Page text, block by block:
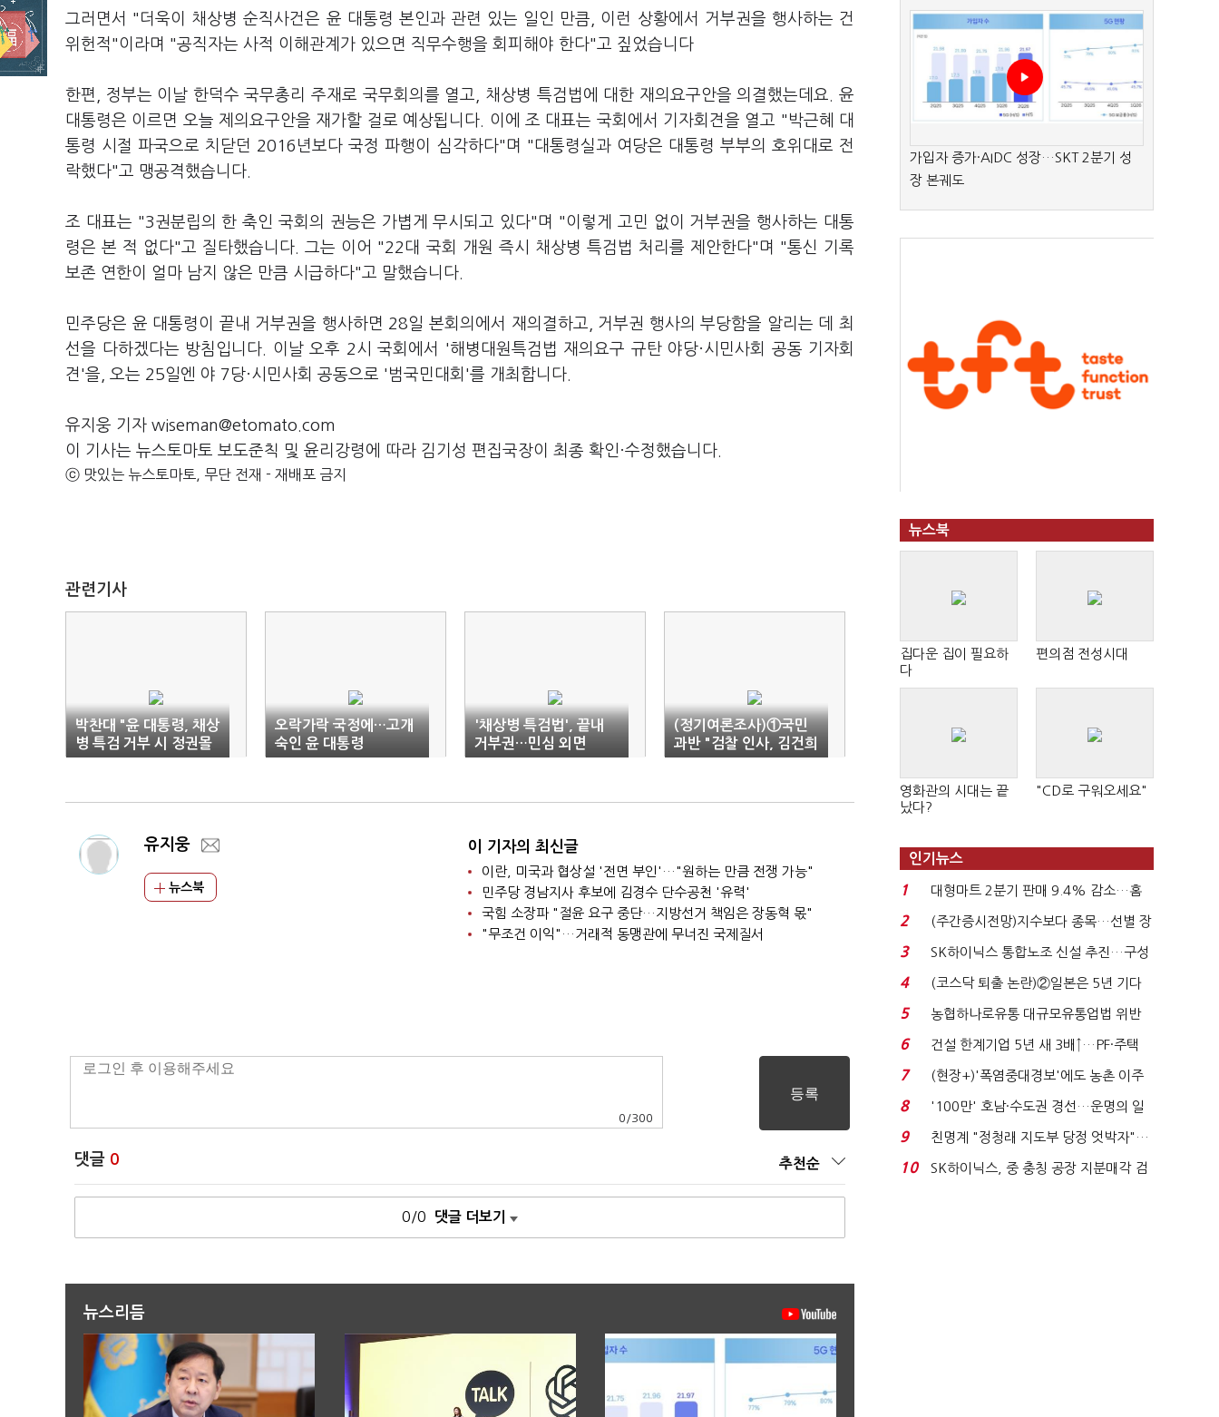
그러면서 "더욱이 채상병 순직사건은 윤 대통령 본인과 관련 있는 일인 만큼, 이런 상황에서 거부권을 행사하는 건
위헌적"이라며 "공직자는 사적 이해관계가 있으면 직무수행을 회피해야 한다"고 짚었습니다
한편, 정부는 이날 한덕수 국무총리 주재로 국무회의를 열고, 채상병 특검법에 대한 재의요구안을 의결했는데요. 윤
대통령은 이르면 오늘 제의요구안을 재가할 걸로 예상됩니다. 이에 조 대표는 국회에서 기자회견을 열고 "박근혜 대
통령 시절 파국으로 치닫던 2016년보다 국정 파행이 심각하다"며 "대통령실과 여당은 대통령 부부의 호위대로 전
락했다"고 맹공격했습니다.
조 대표는 "3권분립의 한 축인 국회의 권능은 가볍게 무시되고 있다"며 "이렇게 고민 없이 거부권을 행사하는 대통
령은 본 적 없다"고 질타했습니다. 그는 이어 "22대 국회 개원 즉시 채상병 특검법 처리를 제안한다"며 "통신 기록
보존 연한이 얼마 남지 않은 만큼 시급하다"고 말했습니다.
민주당은 윤 대통령이 끝내 거부권을 행사하면 28일 본회의에서 재의결하고, 거부권 행사의 부당함을 알리는 데 최
선을 다하겠다는 방침입니다. 이날 오후 2시 국회에서 '해병대원특검법 재의요구 규탄 야당·시민사회 공동 기자회
견'을, 오는 25일엔 야 7당·시민사회 공동으로 '범국민대회'를 개최합니다.
유지웅 기자 wiseman@etomato.com
이 기사는 뉴스토마토 보도준칙 및 윤리강령에 따라 김기성 편집국장이 최종 확인·수정했습니다.
ⓒ 맛있는 뉴스토마토, 무단 전재 - 재배포 금지
관련기사
박찬대 "윤 대통령, 채상
병 특검 거부 시 정권몰
락 자초"
오락가락 국정에…고개
숙인 윤 대통령
'채상병 특검법', 끝내
거부권…민심 외면
(정기여론조사)①국민
과반 "검찰 인사, 김건희
방탄용…특검 더 필요해
유지웅
뉴스북
이 기자의 최신글
이란, 미국과 협상설 '전면 부인'…"원하는 만큼 전쟁 가능"
민주당 경남지사 후보에 김경수 단수공천 '유력'
국힘 소장파 "절윤 요구 중단…지방선거 책임은 장동혁 몫"
"무조건 이익"…거래적 동맹관에 무너진 국제질서
0 /300
댓글 0 추천순
0/0 댓글 더보기
뉴스리듬
가입자 증가·AIDC 성장…SKT 2분기 성
장 본궤도
뉴스북
집다운 집이 필요하
다
편의점 전성시대
영화관의 시대는 끝
났다?
"CD로 구워오세요"
인기뉴스
1
대형마트 2분기 판매 9.4% 감소…홈
플러스 사태 여파...
2
(주간증시전망)지수보다 종목…선별 장
세 이어진다...
3
SK하이닉스 통합노조 신설 추진…구성
원 간 성과급 불...
4
(코스닥 퇴출 논란)②일본은 5년 기다
려주는데 우리는 ...
5
농협하나로유통 대규모유통업법 위반
적발…공정위, 과...
6
건설 한계기업 5년 새 3배↑…PF·주택
침체에 재무 ...
7
(현장+)'폭염중대경보'에도 농촌 이주
노동자는 강행군…'야...
8
'100만' 호남·수도권 경선…운명의 일
주일
9
친명계 "정청래 지도부 당정 엇박자"…
친청계 "신천지 오...
10
SK하이닉스, 중 충칭 공장 지분매각 검